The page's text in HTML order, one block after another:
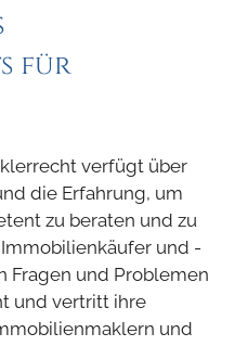
für
verfügt über
die Erfahrung, um
zu beraten und zu
und -
Fragen und Problemen
und vertritt ihre
und